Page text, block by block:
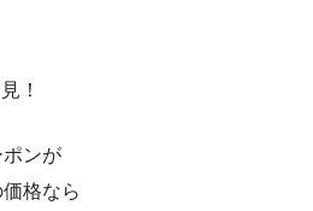
！
ポンが
格なら